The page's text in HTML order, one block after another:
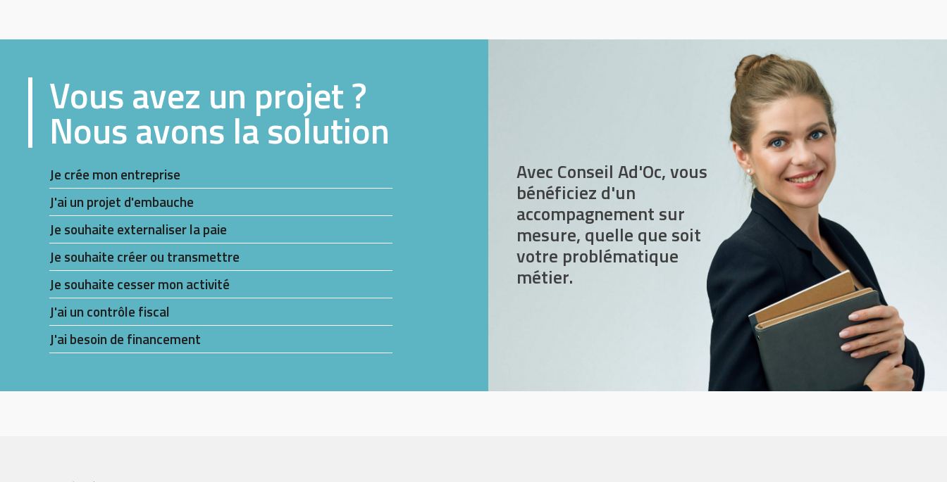
Vous avez un projet ?
Nous avons la solution
Je crée mon entreprise
J'ai un projet d'embauche
Je souhaite externaliser la paie
Je souhaite créer ou transmettre
Je souhaite cesser mon activité
J'ai un contrôle fiscal
J'ai besoin de financement
Avec Conseil Ad'Oc, vous
bénéficiez d'un
accompagnement sur
mesure, quelle que soit
votre problématique
métier.